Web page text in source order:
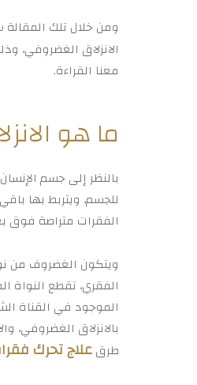
ومن خلال تلك
الانزلاق الغضروفي،
معنا القراءة.
ما هو
بالنظر إلى جسم
للجسم، ويتربط بها
الفقرات متراصة فوق
ويتكون الغضروف من
الفقري، تقطع النواة
الموجود في القناة
بالانزلاق
طرقعلاج تحرك